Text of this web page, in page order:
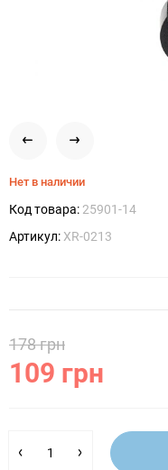
Нет в наличии
Код товара: 25901-14
Артикул: XR-0213
178 грн
109 грн